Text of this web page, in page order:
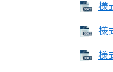
様
様
様